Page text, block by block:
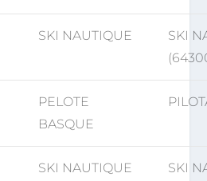
SKI NAUTIQUE
SKI
PELOTE
BASQUE
SKI NAUTIQUE
SKI